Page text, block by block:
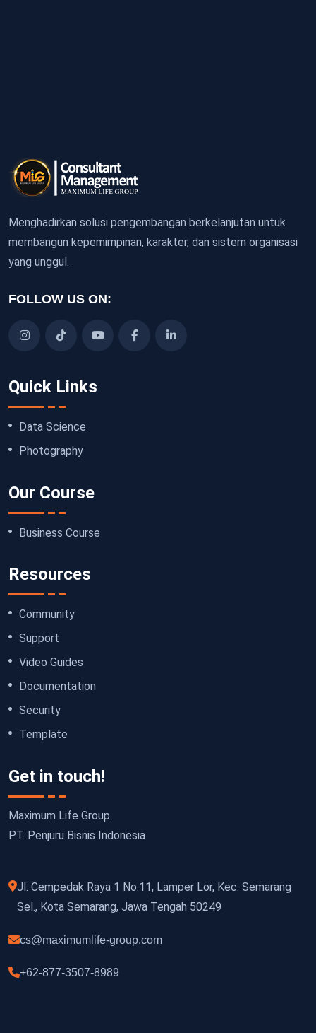
Menghadirkan solusi pengembangan berkelanjutan untuk
membangun kepemimpinan, karakter, dan sistem organisasi
yang unggul.
FOLLOW US ON:
Quick Links
Data Science
Photography
Our Course
Business Course
Resources
Community
Support
Video Guides
Documentation
Security
Template
Get in touch!
Maximum Life Group
PT. Penjuru Bisnis Indonesia
Jl. Cempedak Raya 1 No.11, Lamper Lor, Kec. Semarang
Sel., Kota Semarang, Jawa Tengah 50249
cs@maximumlife-group.com
+62-877-3507-8989